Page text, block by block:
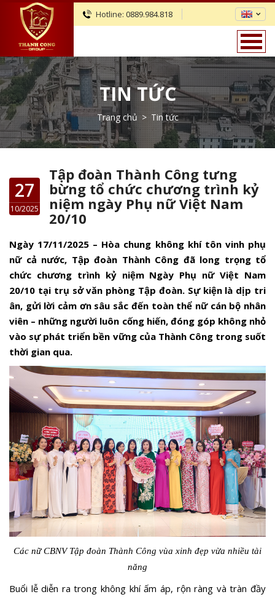
Hotline: 0889.984.818
TIN TỨC
Trang chủ > Tin tức
27
10/2025
Tập đoàn Thành Công tưng
bừng tổ chức chương trình kỷ
niệm ngày Phụ nữ Việt Nam
20/10
Ngày 17/11/2025 – Hòa chung không khí tôn vinh phụ
nữ cả nước, Tập đoàn Thành Công đã long trọng tổ
chức chương trình kỷ niệm Ngày Phụ nữ Việt Nam
20/10 tại trụ sở văn phòng Tập đoàn. Sự kiện là dịp tri
ân, gửi lời cảm ơn sâu sắc đến toàn thể nữ cán bộ nhân
viên – những người luôn cống hiến, đóng góp không nhỏ
vào sự phát triển bền vững của Thành Công trong suốt
thời gian qua.
Các nữ CBNV Tập đoàn Thành Công vùa xinh đẹp vừa nhiều tài
năng
Buổi lễ diễn ra trong không khí ấm áp, rộn ràng và tràn đầy